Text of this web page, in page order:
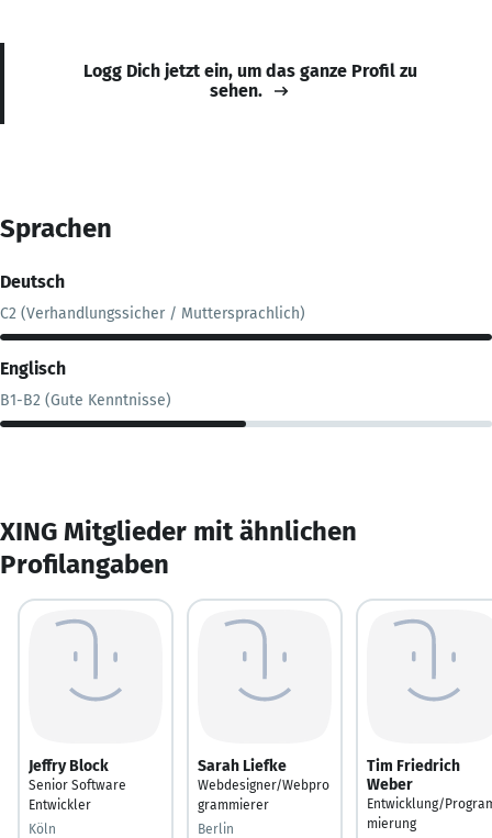
Logg Dich jetzt ein, um das ganze Profil zu
sehen.
Sprachen
Deutsch
C2 (Verhandlungssicher / Muttersprachlich)
Englisch
B1-B2 (Gute Kenntnisse)
XING Mitglieder mit ähnlichen
Profilangaben
Jeffry Block
Senior Software
Entwickler
Köln
Sarah Liefke
Webdesigner/Webpro
grammierer
Berlin
Tim Friedrich
Weber
Entwicklung/
mierung